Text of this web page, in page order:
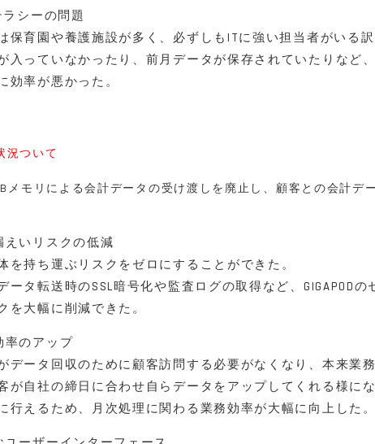
シーの問題
保育園や養護施設が多く、必ずしもITに強い担当者がいる
入っていなかったり、前月データが保存されていたりなど
効率が悪かった。
況ついて
メモリによる会計データの受け渡しを廃止し、顧客との会計デ
えいリスクの低減
を持ち運ぶリスクをゼロにすることができた。
ータ転送時のSSL暗号化や監査ログの取得など、GIGAPOD
を大幅に削減できた。
率のアップ
データ回収のために顧客訪問する必要がなくなり、本来業
が自社の締日に合わせ自らデータをアップしてくれる様に
行えるため、月次処理に関わる業務効率が大幅に向上した。